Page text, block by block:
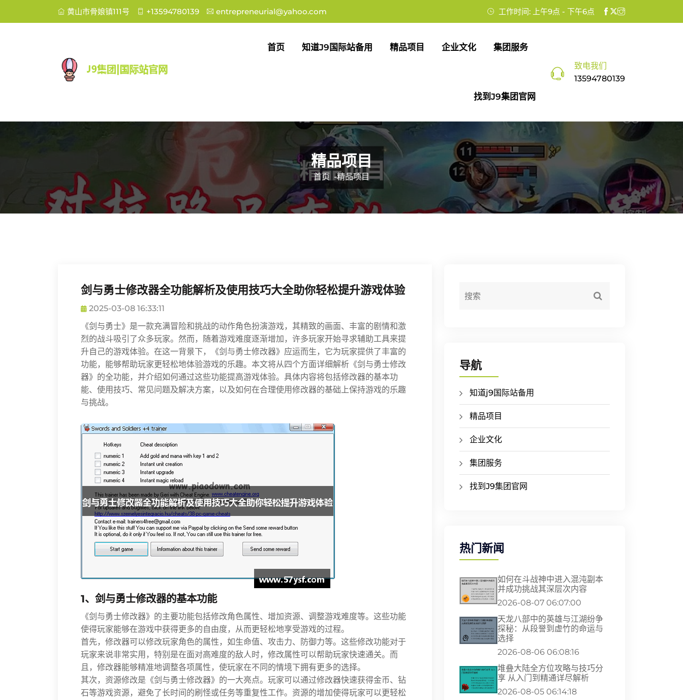
黄山市骨娘镇111号 +13594780139 entrepreneurial@yahoo.com 工作时间: 上午9点 - 下午6点
首页 知道j9国际站备用 精品项目 企业文化 集团服务
找到J9集团官网
致电我们
13594780139
精品项目
首页 -精品项目
剑与勇士修改器全功能解析及使用技巧大全助你轻松提升游戏体验
2025-03-08 16:33:11
《剑与勇士》是一款充满冒险和挑战的动作角色扮演游戏，其精致的画面、丰富的剧情和激
烈的战斗吸引了众多玩家。然而，随着游戏难度逐渐增加，许多玩家开始寻求辅助工具来提
升自己的游戏体验。在这一背景下，《剑与勇士修改器》应运而生，它为玩家提供了丰富的
功能，能够帮助玩家更轻松地体验游戏的乐趣。本文将从四个方面详细解析《剑与勇士修改
器》的全功能，并介绍如何通过这些功能提高游戏体验。具体内容将包括修改器的基本功
能、使用技巧、常见问题及解决方案，以及如何在合理使用修改器的基础上保持游戏的乐趣
与挑战。
1、剑与勇士修改器的基本功能
《剑与勇士修改器》的主要功能包括修改角色属性、增加资源、调整游戏难度等。这些功能
使得玩家能够在游戏中获得更多的自由度，从而更轻松地享受游戏的过程。
首先，修改器可以修改玩家角色的属性，如生命值、攻击力、防御力等。这些修改功能对于
玩家来说非常实用，特别是在面对高难度的敌人时，修改属性可以帮助玩家快速通关。而
且，修改器能够精准地调整各项属性，使玩家在不同的情境下拥有更多的选择。
其次，资源修改是《剑与勇士修改器》的一大亮点。玩家可以通过修改器快速获得金币、钻
石等游戏资源，避免了长时间的刷怪或任务等重复性工作。资源的增加使得玩家可以更轻松
导航
知道j9国际站备用
精品项目
企业文化
集团服务
找到J9集团官网
热门新闻
如何在斗战神中进入混沌副本
并成功挑战其深层次内容
2026-08-07 06:07:00
天龙八部中的英雄与江湖纷争
探秘：从段誉到虚竹的命运与
选择
2026-08-06 06:08:16
堆叠大陆全方位攻略与技巧分
享 从入门到精通详尽解析
2026-08-05 06:14:18